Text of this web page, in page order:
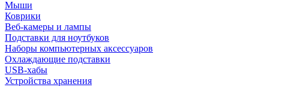
Мыши
Коврики
Веб-камеры и лампы
Подставки для ноутбуков
Наборы компьютерных аксессуаров
Охлаждающие подставки
USB-хабы
Устройства хранения